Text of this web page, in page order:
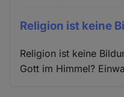
Religion ist keine
Religion ist keine
Gott im Himmel?